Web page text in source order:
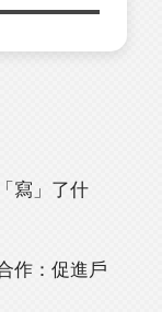
寫」了什
作：促進戶